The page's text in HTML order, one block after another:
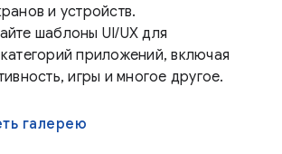
и устройств.
шаблоны UI/UX для
приложений, включая
игры и многое другое.
галерею